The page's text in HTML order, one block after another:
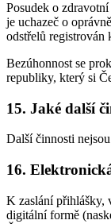
Posudek o
je uchazeč o
odstřelů registrován
Bezúhonnost se
republiky, který si
15. Jaké další
Další činnosti
16.
K zaslání přihlášky,
digitální formě